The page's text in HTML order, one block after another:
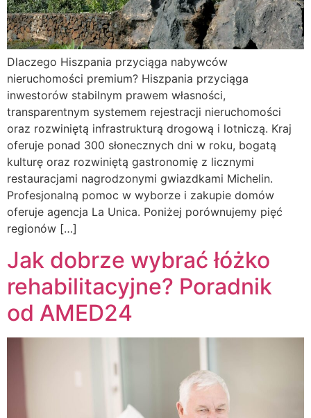
Dlaczego Hiszpania przyciąga nabywców
nieruchomości premium? Hiszpania przyciąga
inwestorów stabilnym prawem własności,
transparentnym systemem rejestracji nieruchomości
oraz rozwiniętą infrastrukturą drogową i lotniczą. Kraj
oferuje ponad 300 słonecznych dni w roku, bogatą
kulturę oraz rozwiniętą gastronomię z licznymi
restauracjami nagrodzonymi gwiazdkami Michelin.
Profesjonalną pomoc w wyborze i zakupie domów
oferuje agencja La Unica. Poniżej porównujemy pięć
regionów […]
Jak dobrze wybrać łóżko
rehabilitacyjne? Poradnik
od AMED24